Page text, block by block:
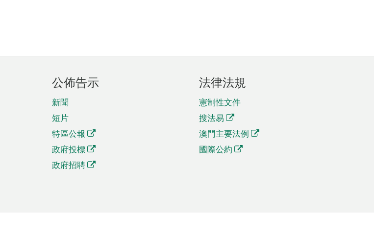
公佈告示
新聞
短片
特區公報
政府投標
政府招聘
法律法規
憲制性文件
搜法易
澳門主要法例
國際公約